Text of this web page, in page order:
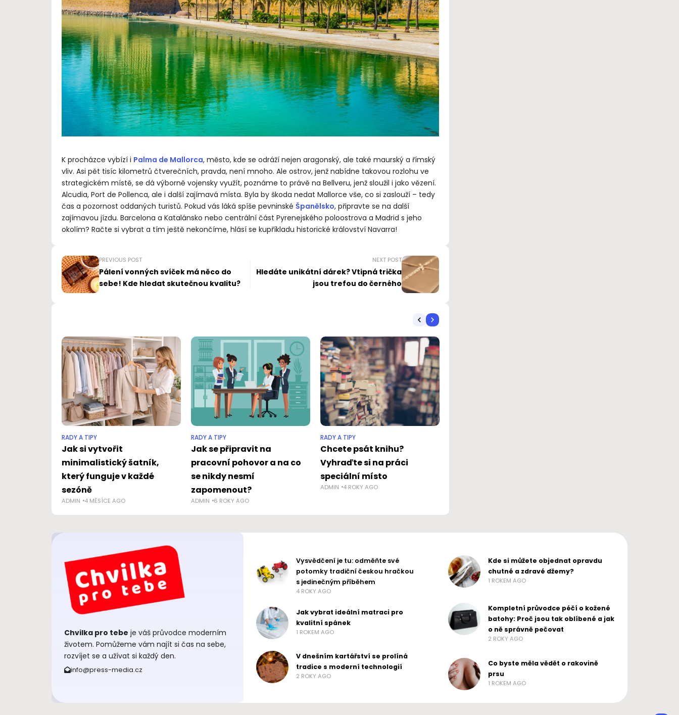
K procházce vybízí i Palma de Mallorca, město, kde se odráží nejen aragonský, ale také maurský a římský
vliv. Asi pět tisíc kilometrů čtverečních, pravda, není mnoho. Ale ostrov, jenž nabídne takovou rozlohu ve
strategickém místě, se dá výborně vojensky využít, poznáme to právě na Bellveru, jenž sloužil i jako vězení.
Alcudia, Port de Pollenca, ale i další zajímavá místa. Byla by škoda nedat Mallorce vše, co si zaslouží – tedy
čas a pozornost oddaných turistů. Pokud vás láká spíše pevninské Španělsko, připravte se na další
zajímavou jízdu. Barcelona a Katalánsko nebo centrální část Pyrenejského poloostrova a Madrid s jeho
okolím? Račte si vybrat a tím ještě nekončíme, hlásí se kupříkladu historické království Navarra!
PREVIOUS POST
Pálení vonných svíček má něco do
sebe! Kde hledat skutečnou kvalitu?
NEXT POST
Hledáte unikátní dárek? Vtipná trička
jsou trefou do černého
RADY A TIPY
Jak si vytvořit
minimalistický šatník,
který funguje v každé
sezóně
ADMIN 4 MĚSÍCE AGO
RADY A TIPY
Jak se připravit na
pracovní pohovor a na co
se nikdy nesmí
zapomenout?
ADMIN 6 ROKY AGO
RADY A TIPY
Chcete psát knihu?
Vyhraďte si na práci
speciální místo
ADMIN 4 ROKY AGO
Chvilka pro tebe je váš průvodce moderním
životem. Pomůžeme vám najít si čas na sebe,
rozvíjet se a užívat si každý den.
info@press-media.cz
Vysvědčení je tu: odměňte své
potomky tradiční českou hračkou
s jedinečným příběhem
4 ROKY AGO
Jak vybrat ideální matraci pro
kvalitní spánek
1 ROKEM AGO
V dnešním kartářství se prolíná
tradice s moderní technologií
2 ROKY AGO
Kde si můžete objednat opravdu
chutné a zdravé džemy?
1 ROKEM AGO
Kompletní průvodce péčí o kožené
batohy: Proč jsou tak oblíbené a jak
o ně správně pečovat
2 ROKY AGO
Co byste měla vědět o rakovině
prsu
1 ROKEM AGO